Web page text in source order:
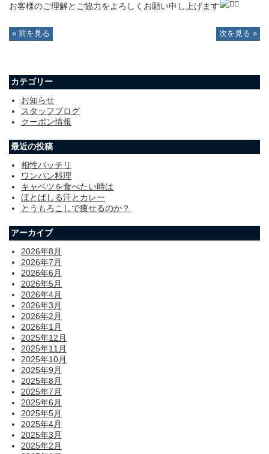
お客様のご理解とご協力をよろしくお願い申し上げます
« 前を見る 次を見る »
カテゴリー
お知らせ
スタッフブログ
クーポン情報
最近の投稿
相性バッチリ
ワンパン料理
キャベツを食べたい時は
ほとばしる汗とカレー
とうもろこしで痩せるのか？
アーカイブ
2026年8月
2026年7月
2026年6月
2026年5月
2026年4月
2026年3月
2026年2月
2026年1月
2025年12月
2025年11月
2025年10月
2025年9月
2025年8月
2025年7月
2025年6月
2025年5月
2025年4月
2025年3月
2025年2月